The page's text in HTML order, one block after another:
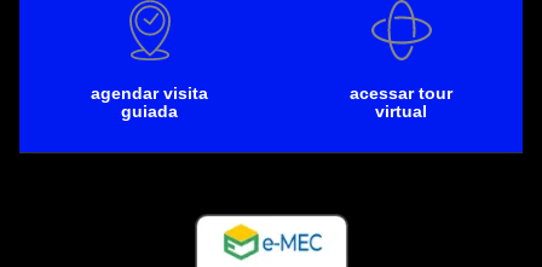
agendar visita
guiada
acessar tour
virtual